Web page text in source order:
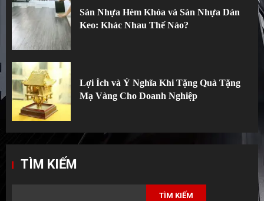
Sàn Nhựa Hèm Khóa và Sàn Nhựa Dán
Keo: Khác Nhau Thế Nào?
Lợi Ích và Ý Nghĩa Khi Tặng Quà Tặng
Mạ Vàng Cho Doanh Nghiệp
TÌM KIẾM
TÌM KIẾM